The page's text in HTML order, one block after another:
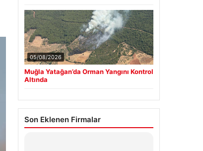
05/08/2026
Muğla Yatağan’da Orman Yangını Kontrol
Altında
Son Eklenen Firmalar